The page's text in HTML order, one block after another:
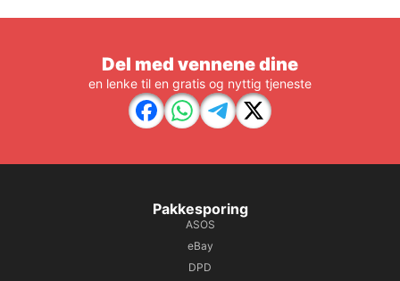
Del med vennene dine
en lenke til en gratis og nyttig tjeneste
Pakkesporing
ASOS
eBay
DPD